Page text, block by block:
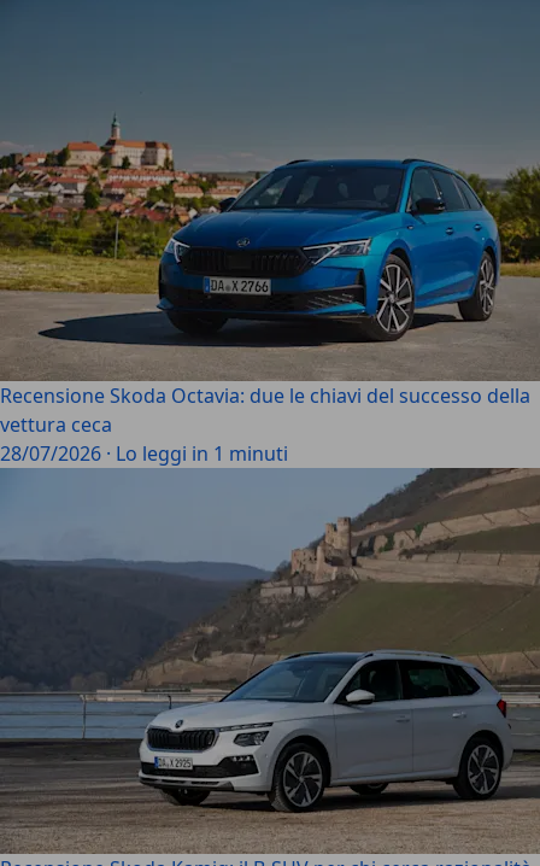
Recensione Skoda Octavia: due le chiavi del successo della
vettura ceca
28/07/2026 · Lo leggi in 1 minuti